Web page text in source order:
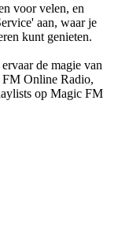
voor velen, en
aan, waar je
kunt genieten.
de magie van
FM Online Radio,
op Magic FM